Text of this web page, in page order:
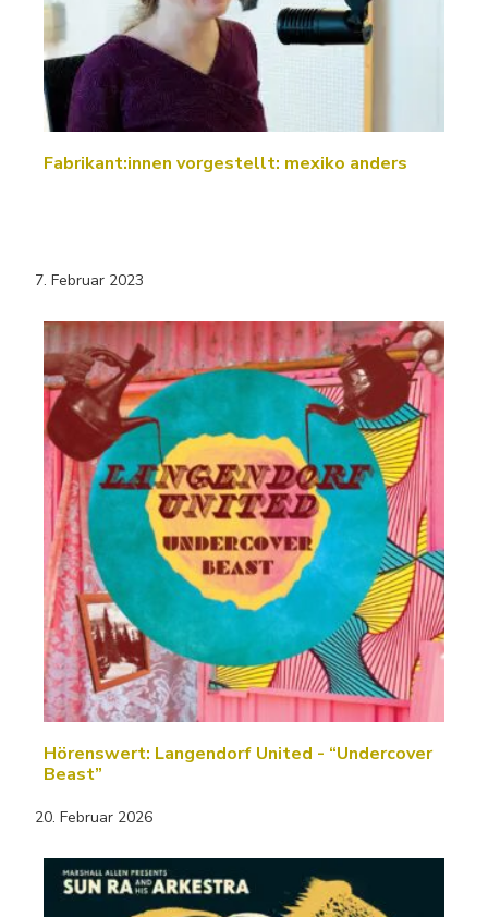
Fabrikant:innen vorgestellt: mexiko anders
7. Februar 2023
Hörenswert: Langendorf United - “Undercover
Beast”
20. Februar 2026